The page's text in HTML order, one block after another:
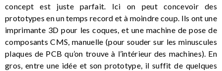
concept est juste parfait. Ici on peut concevoir des
prototypes en un temps record et à moindre coup. Ils ont une
imprimante 3D pour les coques, et une machine de pose de
composants CMS, manuelle (pour souder sur les minuscules
plaques de PCB qu’on trouve à l’intérieur des machines). En
gros, entre une idée et son prototype, il suffit de quelques